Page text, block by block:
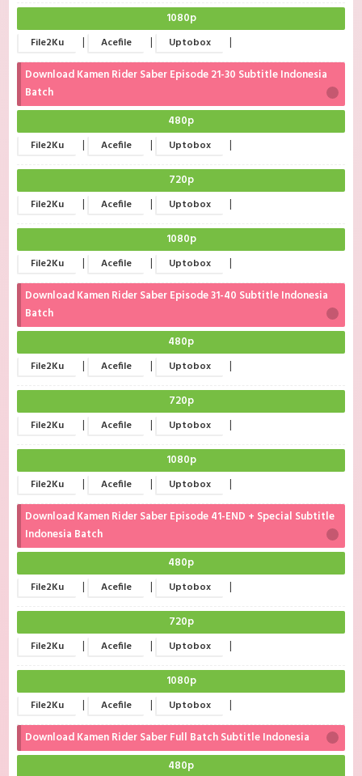
1080p
File2Ku | Acefile | Uptobox
|
Download Kamen Rider Saber Episode 21-30 Subtitle Indonesia
Batch
480p
File2Ku | Acefile | Uptobox |
720p
File2Ku | Acefile | Uptobox |
1080p
File2Ku | Acefile | Uptobox
|
Download Kamen Rider Saber Episode 31-40 Subtitle Indonesia
Batch
480p
File2Ku | Acefile | Uptobox |
720p
File2Ku | Acefile | Uptobox |
1080p
File2Ku | Acefile | Uptobox
|
Download Kamen Rider Saber Episode 41-END + Special Subtitle
Indonesia Batch
480p
File2Ku | Acefile | Uptobox |
720p
File2Ku | Acefile | Uptobox |
1080p
File2Ku | Acefile | Uptobox
|
Download Kamen Rider Saber Full Batch Subtitle Indonesia
480p